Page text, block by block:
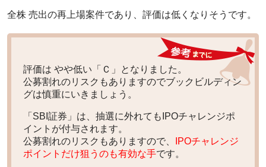
全株 売出の再上場案件であり、評価は低くなりそうです。
評価は やや低い「Ｃ」
となりました。
公募割れのリスクもありますのでブックビルディン
グは慎重にいきましょう。
「SBI証券」は、抽選に外れてもIPOチャレンジポ
イントが付与されます。
公募割れのリスクもありますので、
IPOチャレンジ
ポイントだけ狙うのも有効な手です。